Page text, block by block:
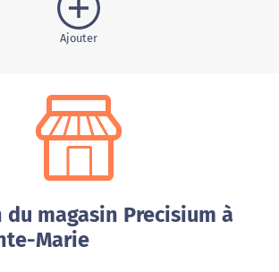
Ajouter
magasin Precisium à
Marie